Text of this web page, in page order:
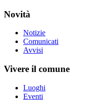
Novità
Notizie
Comunicati
Avvisi
Vivere il comune
Luoghi
Eventi